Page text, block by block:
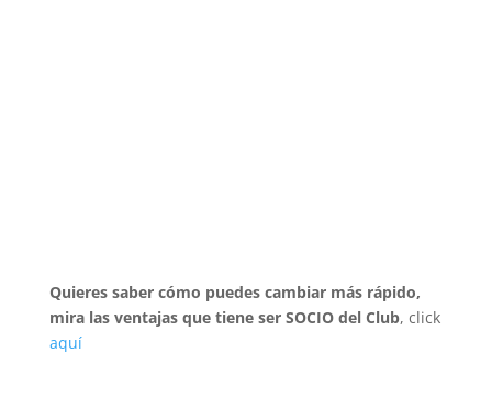
Quieres saber cómo puedes cambiar más rápido,
mira las ventajas que tiene ser SOCIO del Club, click
aquí